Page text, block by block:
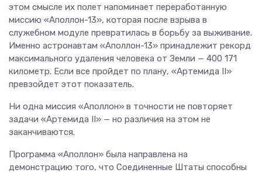
этом смысле их полет напоминает переработанную
миссию «Аполлон-13», которая после взрыва в
служебном модуле превратилась в борьбу за выживание.
Именно астронавтам «Аполлон-13» принадлежит рекорд
максимального удаления человека от Земли — 400 171
километр. Если все пройдет по плану, «Артемида II»
превзойдет этот показатель.
Ни одна миссия «Аполлон» в точности не повторяет
задачи «Артемида II» — но различия на этом не
заканчиваются.
Программа «Аполлон» была направлена на
демонстрацию того, что Соединенные Штаты способны